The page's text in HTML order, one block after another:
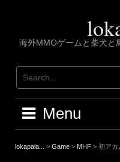
海外MMOゲームと柴犬と
Menu
lokapala... > Game > MHF > 初アカ